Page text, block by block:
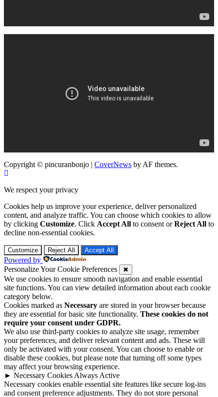
Copyright © pincuranbonjo | CoverNews by AF themes.
We respect your privacy
Cookies help us improve your experience, deliver personalized
content, and analyze traffic. You can choose which cookies to allow
by clicking Customize. Click Accept All to consent orReject All to
decline non-essential cookies.
Customize Reject All Accept All
Powered by
Personalize Your Cookie Preferences
✖
We use cookies to ensure smooth navigation and enable essential
site functions. You can view detailed information about each cookie
category below.
Cookies marked as Necessary are stored in your browser because
they are essential for basic site functionality. These cookies do not
require your consent under GDPR.
We also use third-party cookies to analyze site usage, remember
your preferences, and deliver relevant content and ads. These will
only be activated with your consent. You can choose to enable or
disable these cookies, but please note that turning off some types
may affect your browsing experience.
► Necessary Cookies Always Active
Necessary cookies enable essential site features like secure log-ins
and consent preference adjustments. They do not store personal